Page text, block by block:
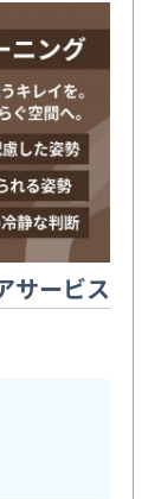
サービス